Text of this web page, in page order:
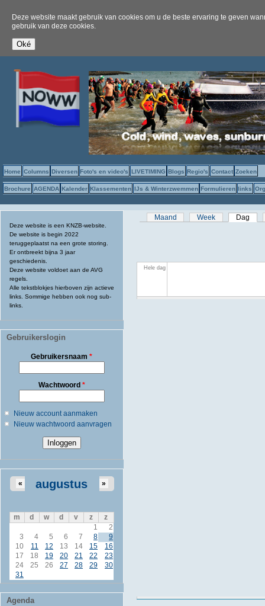
Deze website maakt gebruik van cookies om u de beste ervaring te geven
gebruik van deze cookies.
Home Columns Diversen Foto's en video's LIVETIMING Blogs Regio's Contact Zoeken
Brochure AGENDA Kalender Klassementen IJs & Winterzwemmen Formulieren links
Deze website is een KNZB-website.
De website is begin 2022
teruggeplaatst na een grote storing.
Er ontbreekt bijna 3 jaar
geschiedenis.
Deze website voldoet aan de AVG
regels.
Alle tekstblokjes hierboven zijn actieve
links. Sommige hebben ook nog sub-
links.
Gebruikerslogin
Gebruikersnaam*
Wachtwoord *
Nieuw account aanmaken
Nieuw wachtwoord aanvragen
augustus
« »
m d w d v z
z
1
2
3
4 5 6 7 8
9
10
11 12 13 14 15
16
17
18 19 20 21 22
23
24
25 26 27 28 29
30
31
Agenda
Primaire tabs
Maand Week Dag
Hele dag